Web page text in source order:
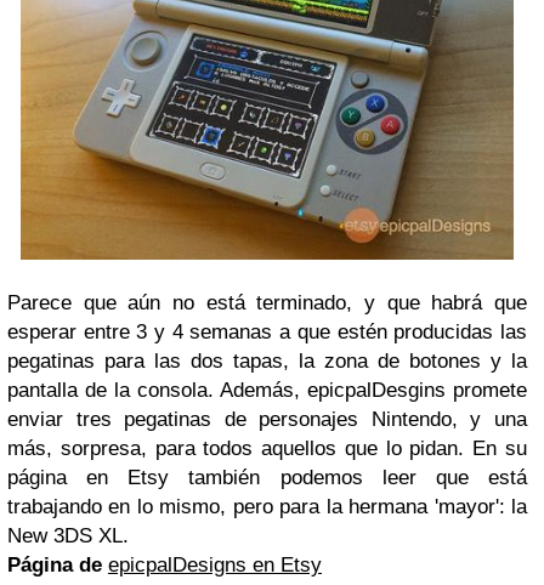
Parece que aún no está terminado, y que habrá que
esperar entre 3 y 4 semanas a que estén producidas las
pegatinas para las dos tapas, la zona de botones y la
pantalla de la consola. Además, epicpalDesgins promete
enviar tres pegatinas de personajes Nintendo, y una
más, sorpresa, para todos aquellos que lo pidan. En su
página en Etsy también podemos leer que está
trabajando en lo mismo, pero para la hermana 'mayor': la
New 3DS XL.
Página de epicpalDesigns en Etsy